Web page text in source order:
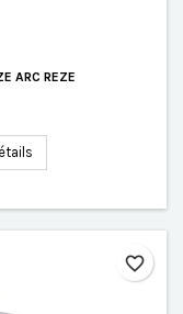
ARC REZE
favorite_border